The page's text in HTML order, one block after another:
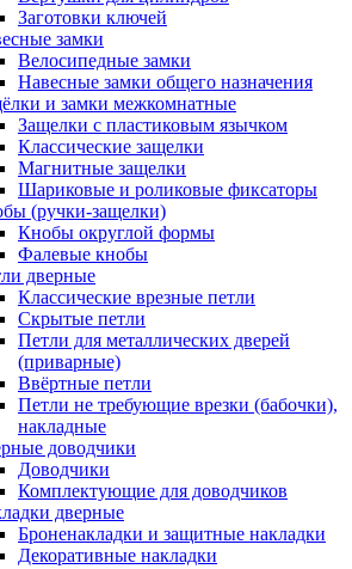
Заготовки ключей
замки
Велосипедные замки
Навесные замки общего назначения
и замки межкомнатные
Защелки с пластиковым язычком
Классические защелки
Магнитные защелки
Шариковые и роликовые фиксаторы
(ручки-защелки)
Кнобы округлой формы
Фалевые кнобы
дверные
Классические врезные петли
Скрытые петли
Петли для металлических дверей
(приварные)
Ввёртные петли
Петли не требующие врезки (бабочки),
накладные
доводчики
Доводчики
Комплектующие для доводчиков
дверные
Броненакладки и защитные накладки
Декоративные накладки